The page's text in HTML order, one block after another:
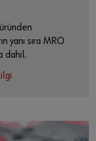
yanı sıra MRO
dahil.